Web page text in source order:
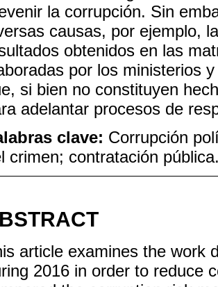
la corrupción. Sin
causas, por ejemplo,
obtenidos en las
por los ministerios
si bien no constituyen
adelantar procesos de
clave: Corrupción
crimen; contratación
article examines the work
2016 in order to reduce